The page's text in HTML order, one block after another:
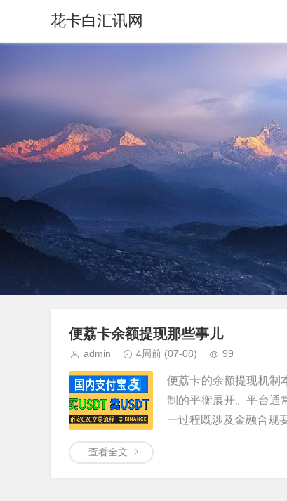
花卡白汇讯网
便荔卡余额提现那些事儿
admin 4周前 (07-08) 99
便荔卡的余额提现机制
制的平衡展开。平台通
一过程既涉及金融合规
查看全文